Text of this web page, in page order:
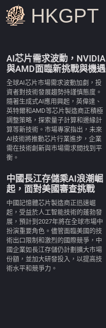
HKGPT
AI芯片需求波動，NVIDIA
與AMD面臨新挑戰與機遇
全球AI芯片市場需求波動加劇，投
資者對技術發展趨勢持謹慎態度。
隨著生成式AI應用興起，英偉達、
英特爾和AMD等芯片製造商正積極
調整策略，探索量子計算和邊緣計
算等新技術。市場專家指出，未來
AI技術將推動芯片行業進步，企業
需在技術創新與市場需求間找到平
衡。
中國長江存儲乘AI浪潮崛
起，面對美國審查挑戰
中國記憶體芯片製造商正迅速崛
起，受益於人工智能技術的蓬勃發
展，預計到2027年將在全球市場中
扮演重要角色。儘管面臨美國的技
術出口限制和激烈的國際競爭，中
國企業如長江存儲仍計劃擴大市場
份額，並加大研發投入，以提高技
術水平和競爭力。